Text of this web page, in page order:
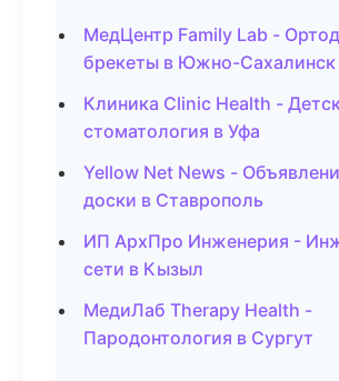
МедЦентр Family Lab -
брекеты в Южно-Сахалинск
Клиника Clinic Health -
стоматология в Уфа
Yellow Net News -
доски в Ставрополь
ИП АрхПро Инженерия -
сети в Кызыл
МедиЛаб Therapy Health -
Пародонтология в Сургут